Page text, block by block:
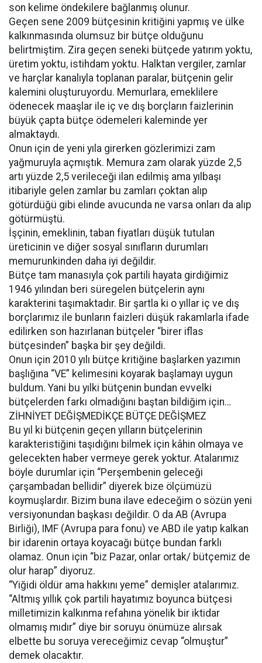
son kelime öndekilere bağlanmış olunur.
Geçen sene 2009 bütçesinin kritiğini yapmış ve ülke
kalkınmasında olumsuz bir bütçe olduğunu
belirtmiştim. Zira geçen seneki bütçede yatırım yoktu,
üretim yoktu, istihdam yoktu. Halktan vergiler, zamlar
ve harçlar kanalıyla toplanan paralar, bütçenin gelir
kalemini oluşturuyordu. Memurlara, emeklilere
ödenecek maaşlar ile iç ve dış borçların faizlerinin
büyük çapta bütçe ödemeleri kaleminde yer
almaktaydı.
Onun için de yeni yıla girerken gözlerimizi zam
yağmuruyla açmıştık. Memura zam olarak yüzde 2,5
artı yüzde 2,5 verileceği ilan edilmiş ama yılbaşı
itibariyle gelen zamlar bu zamları çoktan alıp
götürdüğü gibi elinde avucunda ne varsa onları da alıp
götürmüştü.
İşçinin, emeklinin, taban fiyatları düşük tutulan
üreticinin ve diğer sosyal sınıfların durumları
memurunkinden daha iyi değildir.
Bütçe tam manasıyla çok partili hayata girdiğimiz
1946 yılından beri süregelen bütçelerin aynı
karakterini taşımaktadır. Bir şartla ki o yıllar iç ve dış
borçlarımız ile bunların faizleri düşük rakamlarla ifade
edilirken son hazırlanan bütçeler “birer iflas
bütçesinden” başka bir şey değildi.
Onun için 2010 yılı bütçe kritiğine başlarken yazımın
başlığına “VE” kelimesini koyarak başlamayı uygun
buldum. Yani bu yılki bütçenin bundan evvelki
bütçelerden farkı olmadığını baştan bildiğim için…
ZİHNİYET DEĞİŞMEDİKÇE BÜTÇE DEĞİŞMEZ
Bu yıl ki bütçenin geçen yılların bütçelerinin
karakteristiğini taşıdığını bilmek için kâhin olmaya ve
gelecekten haber vermeye gerek yoktur. Atalarımız
böyle durumlar için “Perşembenin geleceği
çarşambadan bellidir” diyerek bize ölçümüzü
koymuşlardır. Bizim buna ilave edeceğim o sözün yeni
versiyonundan başkası değildir. O da AB (Avrupa
Birliği), IMF (Avrupa para fonu) ve ABD ile yatıp kalkan
bir idarenin ortaya koyacağı bütçe bundan farklı
olamaz. Onun için “biz Pazar, onlar ortak/ bütçemiz de
olur harap” diyoruz.
“Yiğidi öldür ama hakkını yeme” demişler atalarımız.
“Altmış yıllık çok partili hayatımız boyunca bütçesi
milletimizin kalkınma refahına yönelik bir iktidar
olmamış mıdır” diye bir soruyu önümüze alırsak
elbette bu soruya vereceğimiz cevap “olmuştur”
demek olacaktır.